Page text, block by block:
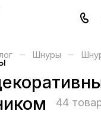
– Шнуры –
44